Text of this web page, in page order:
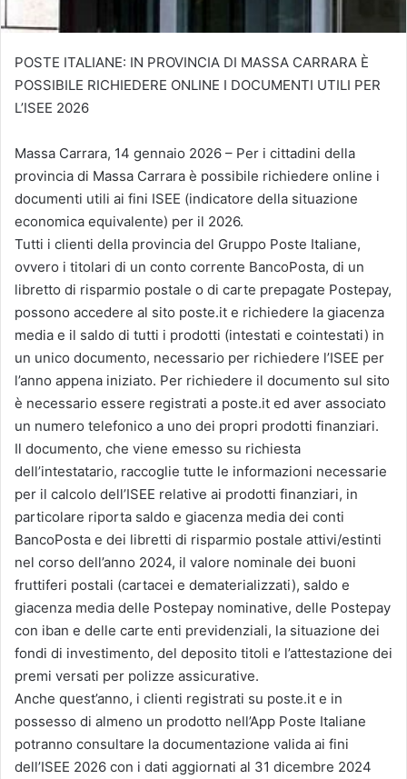
POSTE ITALIANE: IN PROVINCIA DI MASSA CARRARA È
POSSIBILE RICHIEDERE ONLINE I DOCUMENTI UTILI PER
L’ISEE 2026
Massa Carrara, 14 gennaio 2026 – Per i cittadini della
provincia di Massa Carrara è possibile richiedere online i
documenti utili ai fini ISEE (indicatore della situazione
economica equivalente) per il 2026.
Tutti i clienti della provincia del Gruppo Poste Italiane,
ovvero i titolari di un conto corrente BancoPosta, di un
libretto di risparmio postale o di carte prepagate Postepay,
possono accedere al sito poste.it e richiedere la giacenza
media e il saldo di tutti i prodotti (intestati e cointestati) in
un unico documento, necessario per richiedere l’ISEE per
l’anno appena iniziato. Per richiedere il documento sul sito
è necessario essere registrati a poste.it ed aver associato
un numero telefonico a uno dei propri prodotti finanziari.
Il documento, che viene emesso su richiesta
dell’intestatario, raccoglie tutte le informazioni necessarie
per il calcolo dell’ISEE relative ai prodotti finanziari, in
particolare riporta saldo e giacenza media dei conti
BancoPosta e dei libretti di risparmio postale attivi/estinti
nel corso dell’anno 2024, il valore nominale dei buoni
fruttiferi postali (cartacei e dematerializzati), saldo e
giacenza media delle Postepay nominative, delle Postepay
con iban e delle carte enti previdenziali, la situazione dei
fondi di investimento, del deposito titoli e l’attestazione dei
premi versati per polizze assicurative.
Anche quest’anno, i clienti registrati su poste.it e in
possesso di almeno un prodotto nell’App Poste Italiane
potranno consultare la documentazione valida ai fini
dell’ISEE 2026 con i dati aggiornati al 31 dicembre 2024